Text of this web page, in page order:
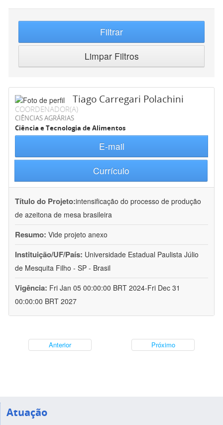
Filtrar
Limpar Filtros
Tiago Carregari Polachini
COORDENADOR(A)
CIÊNCIAS AGRÁRIAS
Ciência e Tecnologia de Alimentos
E-mail
Currículo
Título do Projeto:intensificação do processo de produção
de azeitona de mesa brasileira
Resumo: Vide projeto anexo
Instituição/UF/País: Universidade Estadual Paulista Júlio
de Mesquita Filho - SP - Brasil
Vigência: Fri Jan 05 00:00:00 BRT 2024-Fri Dec 31
00:00:00 BRT 2027
Anterior Próximo
Atuação